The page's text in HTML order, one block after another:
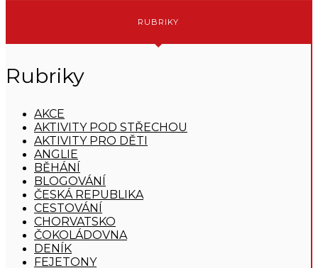
RUBRIKY
Rubriky
AKCE
AKTIVITY POD STŘECHOU
AKTIVITY PRO DĚTI
ANGLIE
BĚHÁNÍ
BLOGOVÁNÍ
ČESKÁ REPUBLIKA
CESTOVÁNÍ
CHORVATSKO
ČOKOLÁDOVNA
DENÍK
FEJETONY